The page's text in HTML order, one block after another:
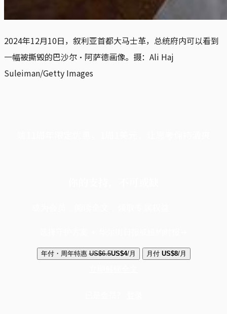
2024年12月10日，叙利亚首都大马士革，总统府内可以看到
一幅被撕毁的巴沙尔·阿萨德画像。摄：Ali Haj
Suleiman/Getty Images
年付・周年特惠 US$6.5US$4/月 月付 US$8/月